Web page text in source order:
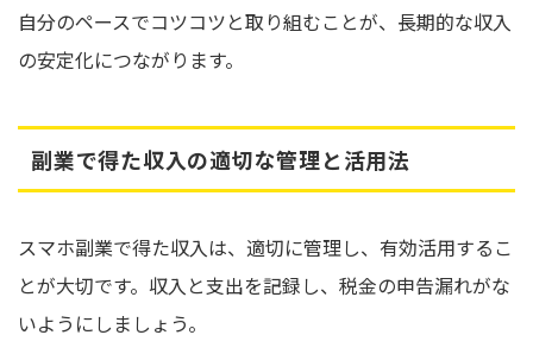
自分のペースでコツコツと取り組むことが、長期的な収入
の安定化につながります。
副業で得た収入の適切な管理と活用法
スマホ副業で得た収入は、適切に管理し、有効活用するこ
とが大切です。収入と支出を記録し、税金の申告漏れがな
いようにしましょう。